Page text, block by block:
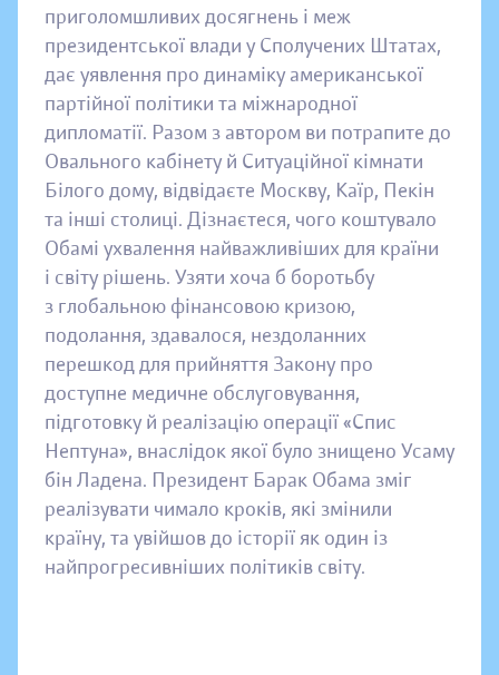
приголомшливих досягнень і меж
президентської влади у Сполучених Штатах,
дає уявлення про динаміку американської
партійної політики та міжнародної
дипломатії. Разом з автором ви потрапите до
Овального кабінету й Ситуаційної кімнати
Білого дому, відвідаєте Москву, Каїр, Пекін
та інші столиці. Дізнаєтеся, чого коштувало
Обамі ухвалення найважливіших для країни
і світу рішень. Узяти хоча б боротьбу
з глобальною фінансовою кризою,
подолання, здавалося, нездоланних
перешкод для прийняття Закону про
доступне медичне обслуговування,
підготовку й реалізацію операції «Спис
Нептуна», внаслідок якої було знищено Усаму
бін Ладена. Президент Барак Обама зміг
реалізувати чимало кроків, які змінили
країну, та увійшов до історії як один із
найпрогресивніших політиків світу.